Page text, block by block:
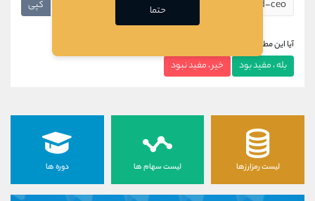
کپی
آیا این مطلب برای شما مفید بود؟
بله ، مفید بود خیر ، مفید نبود
لیست رمزارزها لیست سهام ها دوره ها
حتما